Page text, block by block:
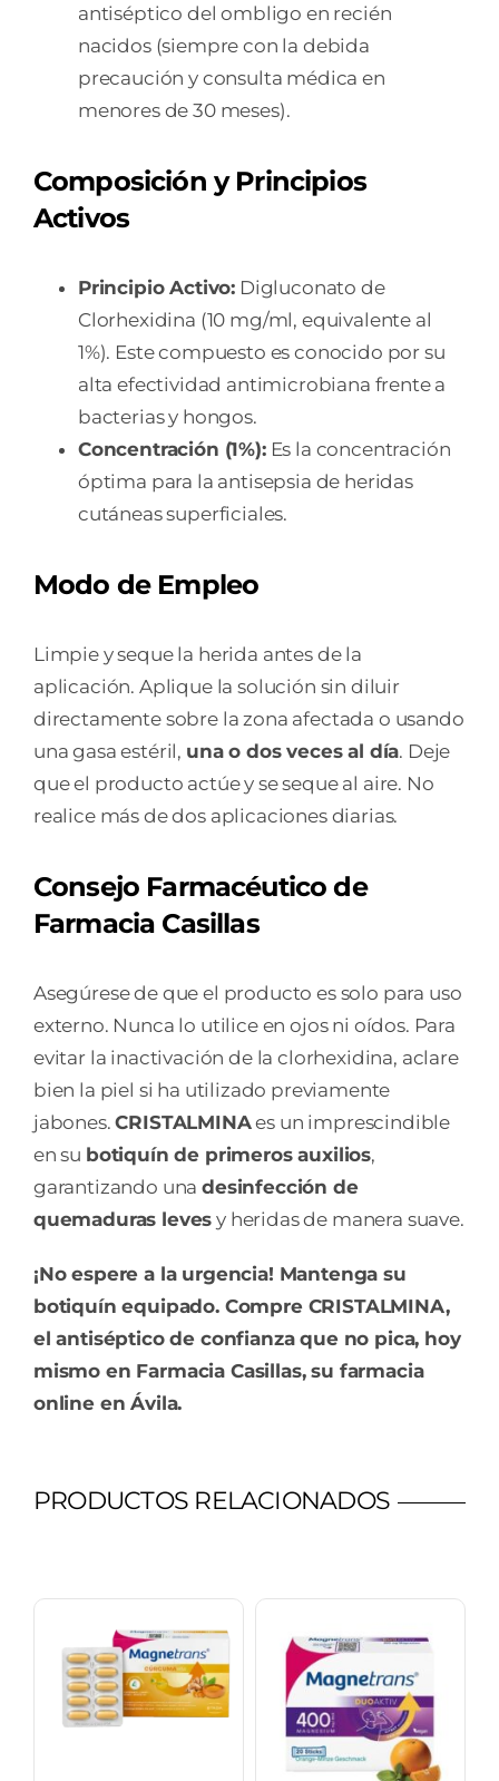
antiséptico del ombligo en recién
nacidos (siempre con la debida
precaución y consulta médica en
menores de 30 meses).
Composición y Principios
Activos
Principio Activo: Digluconato de
Clorhexidina (10 mg/ml, equivalente al
1%). Este compuesto es conocido por su
alta efectividad antimicrobiana frente a
bacterias y hongos.
Concentración (1%):Es la concentración
óptima para la antisepsia de heridas
cutáneas superficiales.
Modo de Empleo
Limpie y seque la herida antes de la
aplicación. Aplique la solución sin diluir
directamente sobre la zona afectada o usando
una gasa estéril, una o dos veces al día. Deje
que el producto actúe y se seque al aire. No
realice más de dos aplicaciones diarias.
Consejo Farmacéutico de
Farmacia Casillas
Asegúrese de que el producto es solo para uso
externo. Nunca lo utilice en ojos ni oídos. Para
evitar la inactivación de la clorhexidina, aclare
bien la piel si ha utilizado previamente
jabones.CRISTALMINAes un imprescindible
en su botiquín de primeros auxilios,
garantizando unadesinfección de
quemaduras leves y heridas de manera suave.
¡No espere a la urgencia! Mantenga su
botiquín equipado. Compre CRISTALMINA,
el antiséptico de confianza que no pica, hoy
mismo en Farmacia Casillas, su farmacia
online en Ávila.
PRODUCTOS RELACIONADOS